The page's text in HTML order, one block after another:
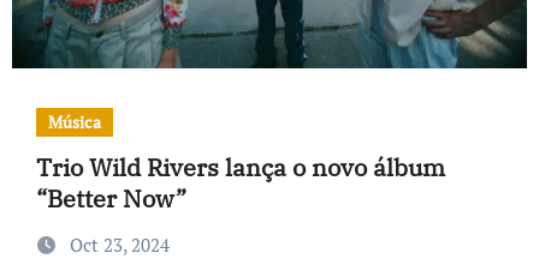
Música
Trio Wild Rivers lança o novo álbum
“Better Now”
Oct 23, 2024